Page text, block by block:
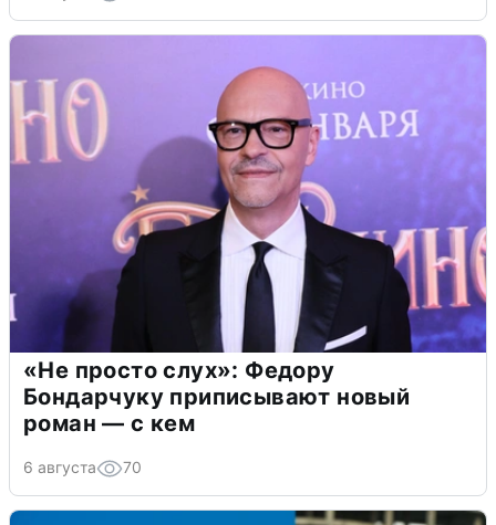
«Не просто слух»: Федору
Бондарчуку приписывают новый
роман — с кем
6 августа 70